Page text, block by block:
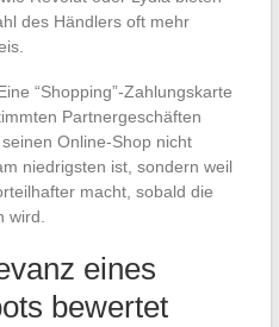
des Händlers oft mehr
“Shopping”-Zahlungskarte
Partnergeschäften
Online-Shop nicht
niedrigsten ist, sondern weil
macht, sobald die
wird.
eines
bewertet